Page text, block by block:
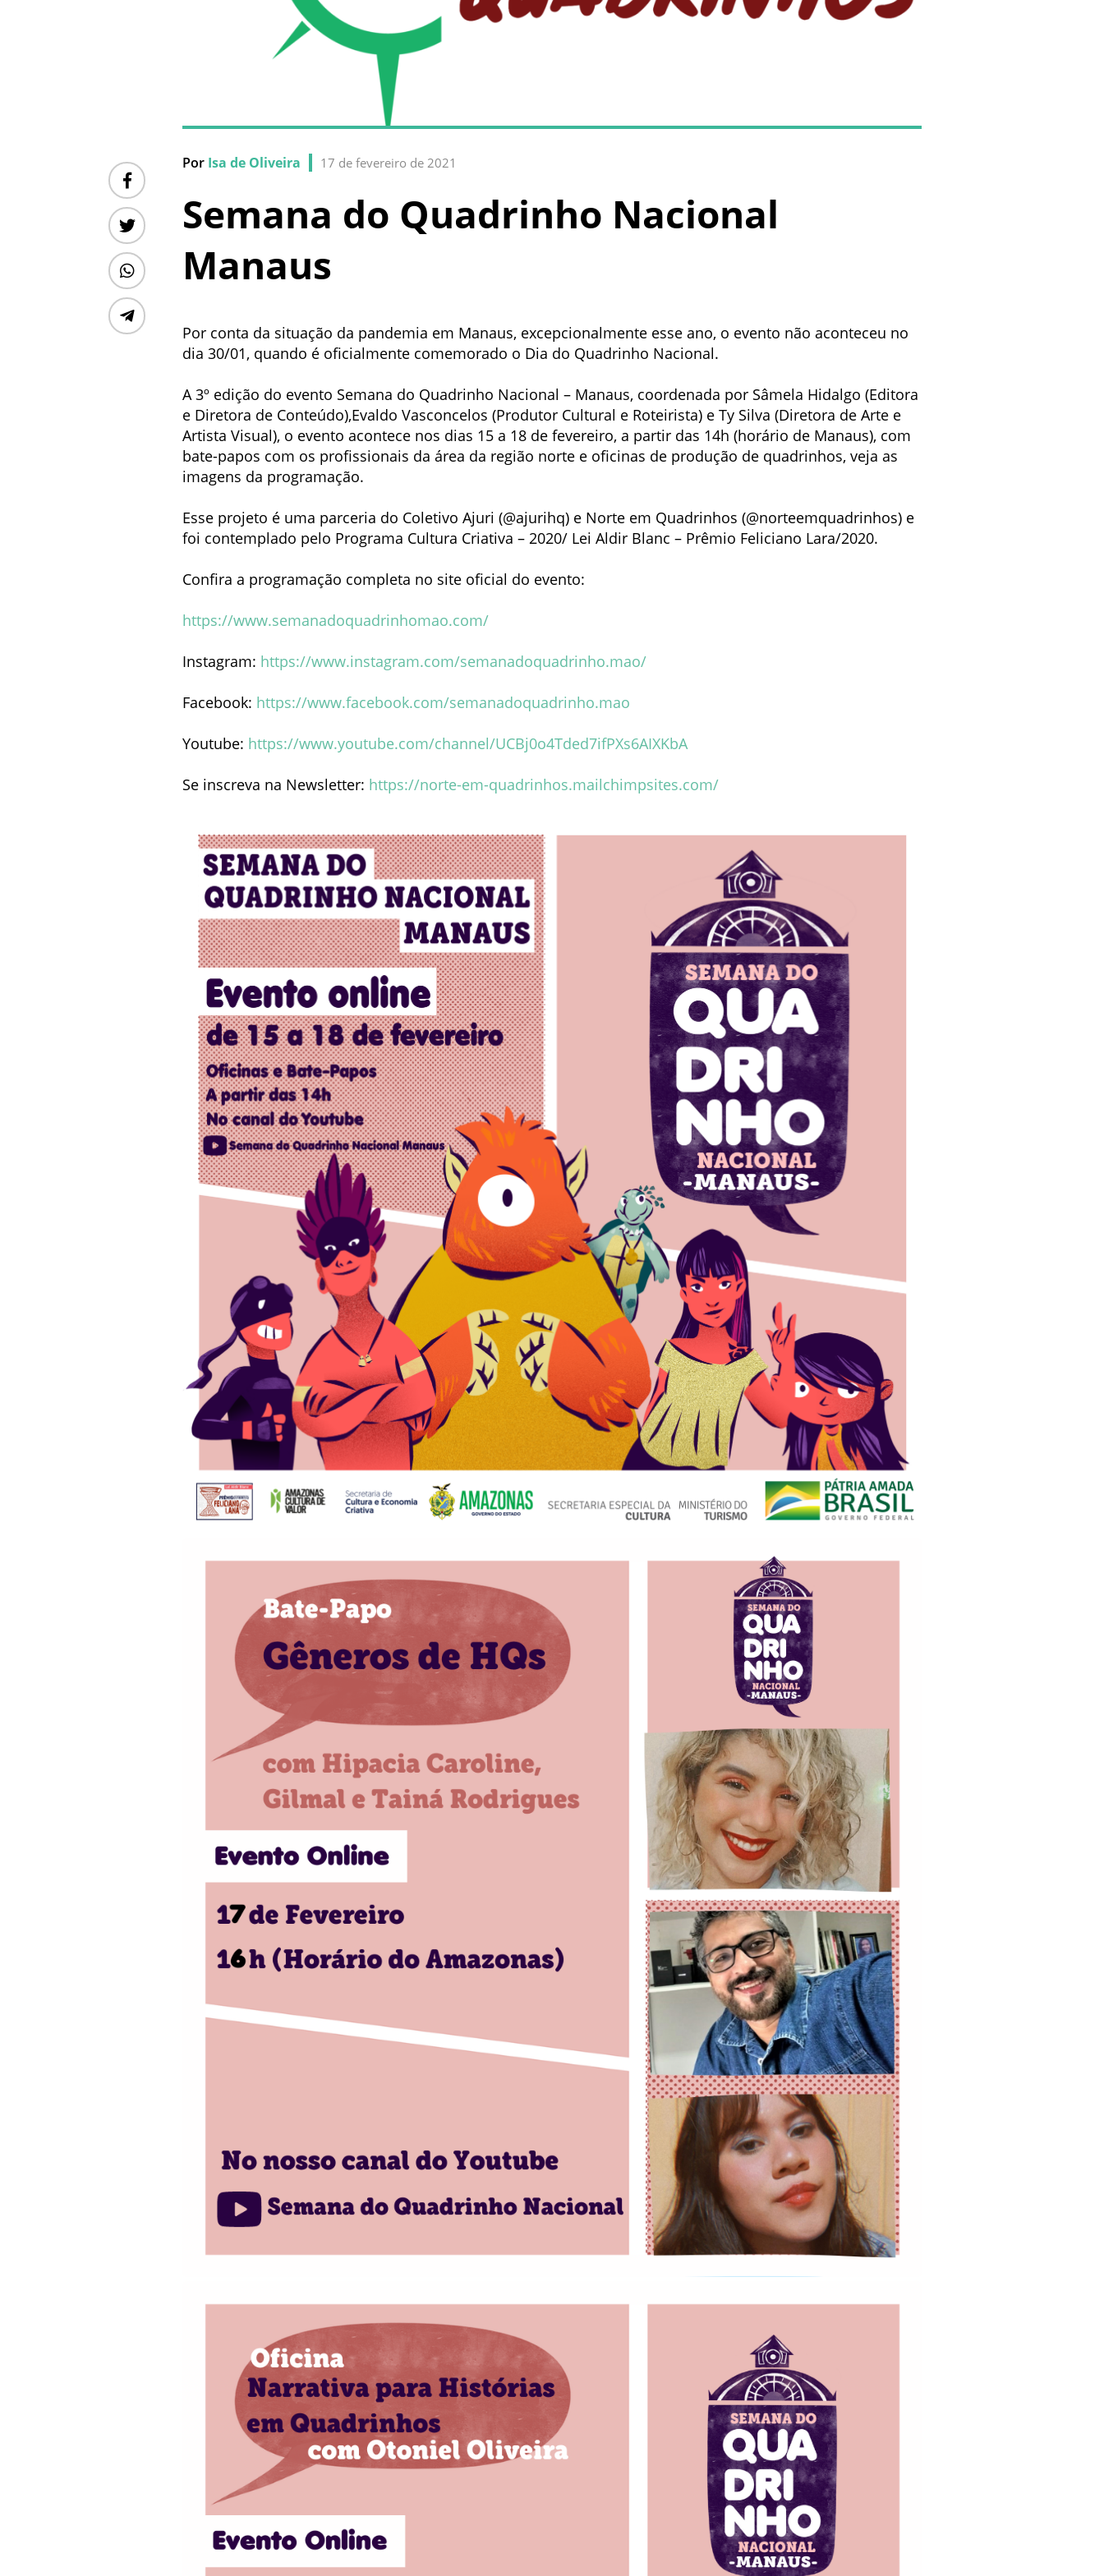
Por Isa de Oliveira 17 de fevereiro de 2021
Semana do Quadrinho Nacional
Manaus
Por conta da situação da pandemia em Manaus, excepcionalmente esse ano, o evento não aconteceu no
dia 30/01, quando é oficialmente comemorado o Dia do Quadrinho Nacional.
A 3º edição do evento Semana do Quadrinho Nacional – Manaus, coordenada por Sâmela Hidalgo (Editora
e Diretora de Conteúdo),Evaldo Vasconcelos (Produtor Cultural e Roteirista) e Ty Silva (Diretora de Arte e
Artista Visual), o evento acontece nos dias 15 a 18 de fevereiro, a partir das 14h (horário de Manaus), com
bate-papos com os profissionais da área da região norte e oficinas de produção de quadrinhos, veja as
imagens da programação.
Esse projeto é uma parceria do Coletivo Ajuri (@ajurihq) e Norte em Quadrinhos (@norteemquadrinhos) e
foi contemplado pelo Programa Cultura Criativa – 2020/ Lei Aldir Blanc – Prêmio Feliciano Lara/2020.
Confira a programação completa no site oficial do evento:
https://www.semanadoquadrinhomao.com/
Instagram: https://www.instagram.com/semanadoquadrinho.mao/
Facebook: https://www.facebook.com/semanadoquadrinho.mao
Youtube: https://www.youtube.com/channel/UCBj0o4Tded7ifPXs6AIXKbA
Se inscreva na Newsletter: https://norte-em-quadrinhos.mailchimpsites.com/